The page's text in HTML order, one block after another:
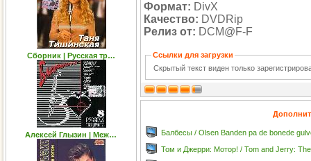
Сборник | Русская тр…
Алексей Глызин | Mеж…
Формат: DivX
Качество: DVDRip
Релиз от: DCM@F-F
Ссылки для загрузки
Скрытый текст виден только
Балбесы / Olsen Banden pa de bonede
Том и Джерри: Мотор! / Tom and Jerry: